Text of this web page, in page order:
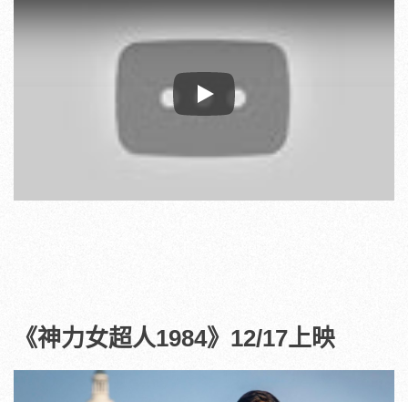
Play
《神力女超人1984》12/17上映